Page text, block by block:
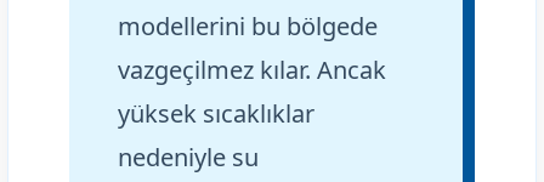
modellerini bu bölgede
vazgeçilmez kılar. Ancak
yüksek sıcaklıklar
nedeniyle su